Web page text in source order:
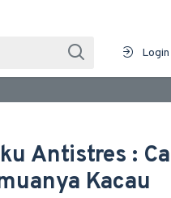
Login
Antistres :
Kacau